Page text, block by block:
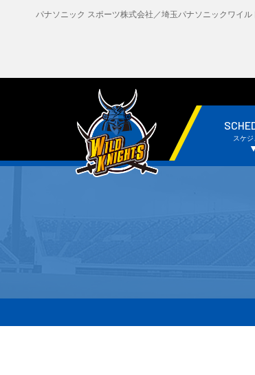
パナソニック スポーツ株式会社／埼玉パナソニックワイル
スケ
・試合日程・結
・チームスケジ